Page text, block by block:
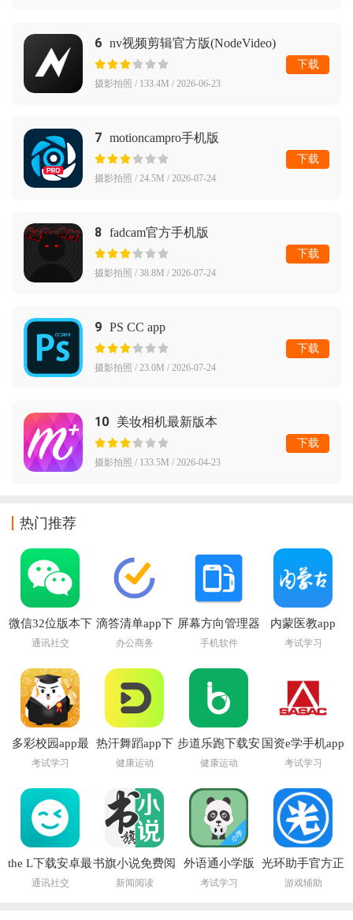
6 nv视频剪辑官方版(NodeVideo)
摄影拍照 / 133.4M / 2026-06-23
下载
7 motioncampro手机版
摄影拍照 / 24.5M / 2026-07-24
下载
8 fadcam官方手机版
摄影拍照 / 38.8M / 2026-07-24
下载
9 PS CC app
摄影拍照 / 23.0M / 2026-07-24
下载
10 美妆相机最新版本
摄影拍照 / 133.5M / 2026-04-23
下载
热门推荐
微信32位版本下
载官方
通讯社交
滴答清单app下
载安装
办公商务
屏幕方向管理器
app
手机软件
内蒙医教app
考试学习
多彩校园app最
新版
考试学习
热汗舞蹈app下
载安装
健康运动
步道乐跑下载安
装
健康运动
国资e学手机app
下载安装
考试学习
the L下载安卓最
新版本2026
通讯社交
书旗小说免费阅
读下载最新版
新闻阅读
外语通小学版
APP官方最新版
考试学习
光环助手官方正
版app
游戏辅助